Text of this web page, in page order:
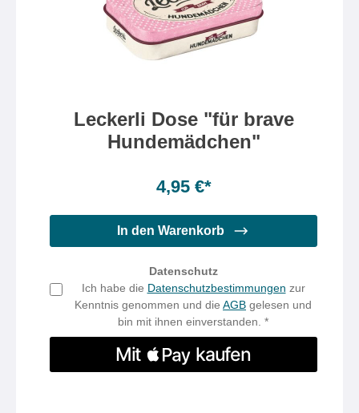
Leckerli Dose "für brave
Hundemädchen"
4,95 €*
In den Warenkorb
Datenschutz
Ich habe die Datenschutzbestimmungen zur
Kenntnis genommen und die AGB gelesen und
bin mit ihnen einverstanden. *